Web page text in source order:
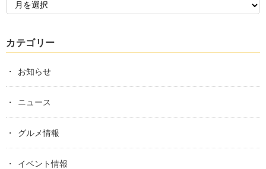
カテゴリー
お知らせ
ニュース
グルメ情報
イベント情報